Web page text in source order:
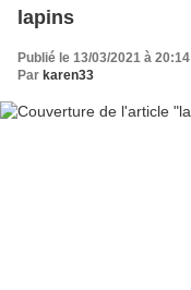
lapins
Publié le 13/03/2021 à 20:14
Par karen33